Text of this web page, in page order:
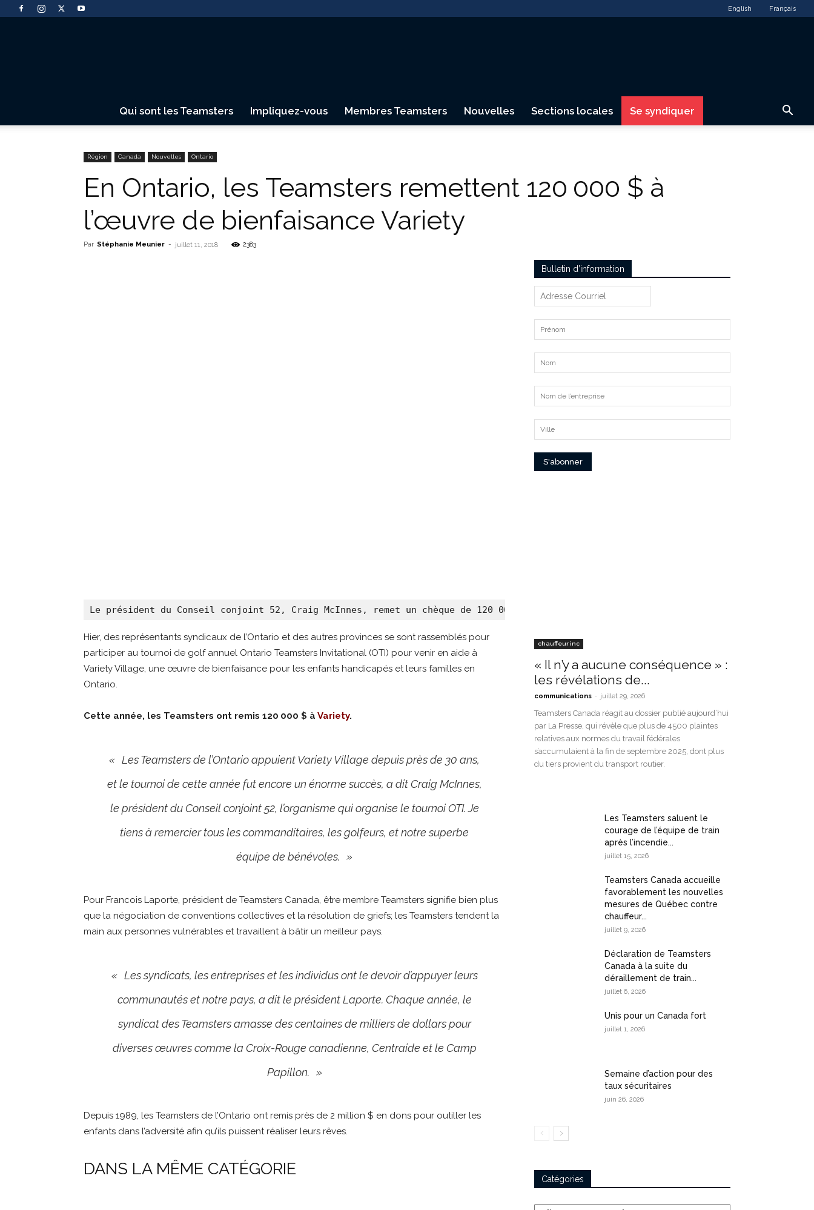
English Français
Canada
Qui sont les Teamsters Impliquez-vous Membres Teamsters Nouvelles Sections locales Se syndiquer
Région Canada Nouvelles Ontario
En Ontario, les Teamsters remettent 120 000 $ à
l’œuvre de bienfaisance Variety
Par Stéphanie Meunier - juillet 11, 2018 2383
Le président du Conseil conjoint 52, Craig McInnes, remet un chèque de 120 000 $ à Karen Stintz, PDG de Variety
Hier, des représentants syndicaux de l’Ontario et des autres provinces se sont rassemblés pour
participer au tournoi de golf annuel Ontario Teamsters Invitational (OTI) pour venir en aide à
Variety Village, une œuvre de bienfaisance pour les enfants handicapés et leurs familles en
Ontario.
Cette année, les Teamsters ont remis 120 000 $ à Variety.
« Les Teamsters de l’Ontario appuient Variety Village depuis près de 30 ans,
et le tournoi de cette année fut encore un énorme succès, a dit Craig McInnes,
le président du Conseil conjoint 52, l’organisme qui organise le tournoi OTI. Je
tiens à remercier tous les commanditaires, les golfeurs, et notre superbe
équipe de bénévoles. »
Pour Francois Laporte, président de Teamsters Canada, être membre Teamsters signifie bien plus
que la négociation de conventions collectives et la résolution de griefs; les Teamsters tendent la
main aux personnes vulnérables et travaillent à bâtir un meilleur pays.
« Les syndicats, les entreprises et les individus ont le devoir d’appuyer leurs
communautés et notre pays, a dit le président Laporte. Chaque année, le
syndicat des Teamsters amasse des centaines de milliers de dollars pour
diverses œuvres comme la Croix-Rouge canadienne, Centraide et le Camp
Papillon. »
Depuis 1989, les Teamsters de l’Ontario ont remis près de 2 million $ en dons pour outiller les
enfants dans l’adversité afin qu’ils puissent réaliser leurs rêves.
DANS LA MÊME CATÉGORIE
Bulletin d’information
chauffeur inc
« Il n’y a aucune conséquence » :
les révélations de...
communications - juillet 29, 2026
Teamsters Canada réagit au dossier publié aujourd’hui
par La Presse, qui révèle que plus de 4500 plaintes
relatives aux normes du travail fédérales
s’accumulaient à la fin de septembre 2025, dont plus
du tiers provient du transport routier.
Les Teamsters saluent le
courage de l’équipe de train
après l’incendie...
juillet 15, 2026
Teamsters Canada accueille
favorablement les nouvelles
mesures de Québec contre
chauffeur...
juillet 9, 2026
Déclaration de Teamsters
Canada à la suite du
déraillement de train...
juillet 6, 2026
Unis pour un Canada fort
juillet 1, 2026
Semaine d’action pour des
taux sécuritaires
juin 26, 2026
Catégories
Catégories